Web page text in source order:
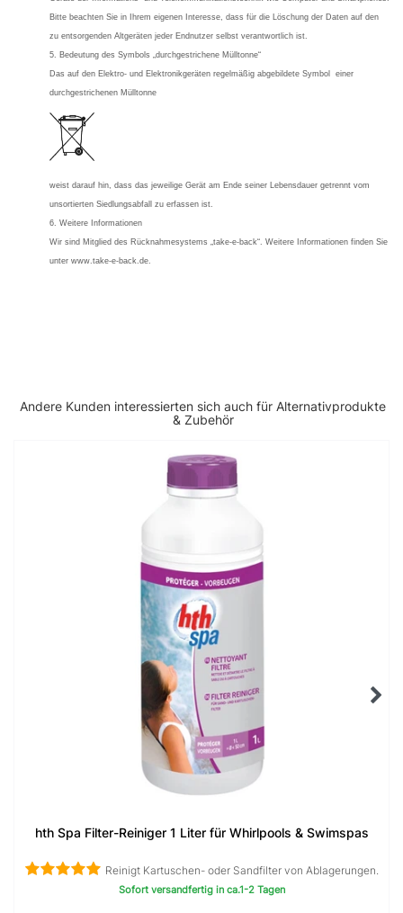
Bitte beachten Sie in Ihrem eigenen Interesse, dass für die Löschung der Daten auf den
zu entsorgenden Altgeräten jeder Endnutzer selbst verantwortlich ist.
5. Bedeutung des Symbols „durchgestrichene Mülltonne“
Das auf den Elektro- und Elektronikgeräten regelmäßig abgebildete Symbol einer
durchgestrichenen Mülltonne
weist darauf hin, dass das jeweilige Gerät am Ende seiner Lebensdauer getrennt vom
unsortierten Siedlungsabfall zu erfassen ist.
6. Weitere Informationen
Wir sind Mitglied des Rücknahmesystems „take-e-back“. Weitere Informationen finden Sie
unter www.take-e-back.de.
Andere Kunden interessierten sich auch für Alternativprodukte
& Zubehör
hth Spa Filter-Reiniger 1 Liter für Whirlpools & Swimspas
Reinigt Kartuschen- oder Sandfilter von Ablagerungen.
Sofort versandfertig in ca.1-2 Tagen